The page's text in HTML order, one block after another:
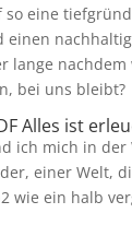
so eine
einen
lange nachdem
bei uns bleibt?
Alles ist
ich mich in der
einer Welt,
wie ein halb